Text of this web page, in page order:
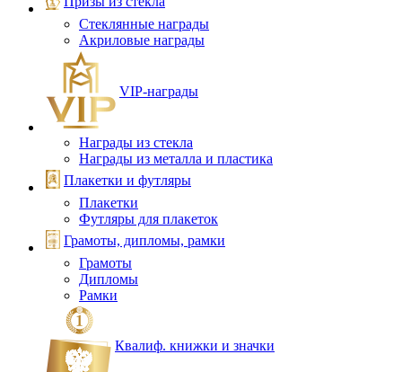
Стеклянные награды
Акриловые награды
VIP‑награды
Награды из стекла
Награды из металла и пластика
Плакетки и футляры
Плакетки
Футляры для плакеток
Грамоты, дипломы, рамки
Грамоты
Дипломы
Рамки
Квалиф. книжки и значки